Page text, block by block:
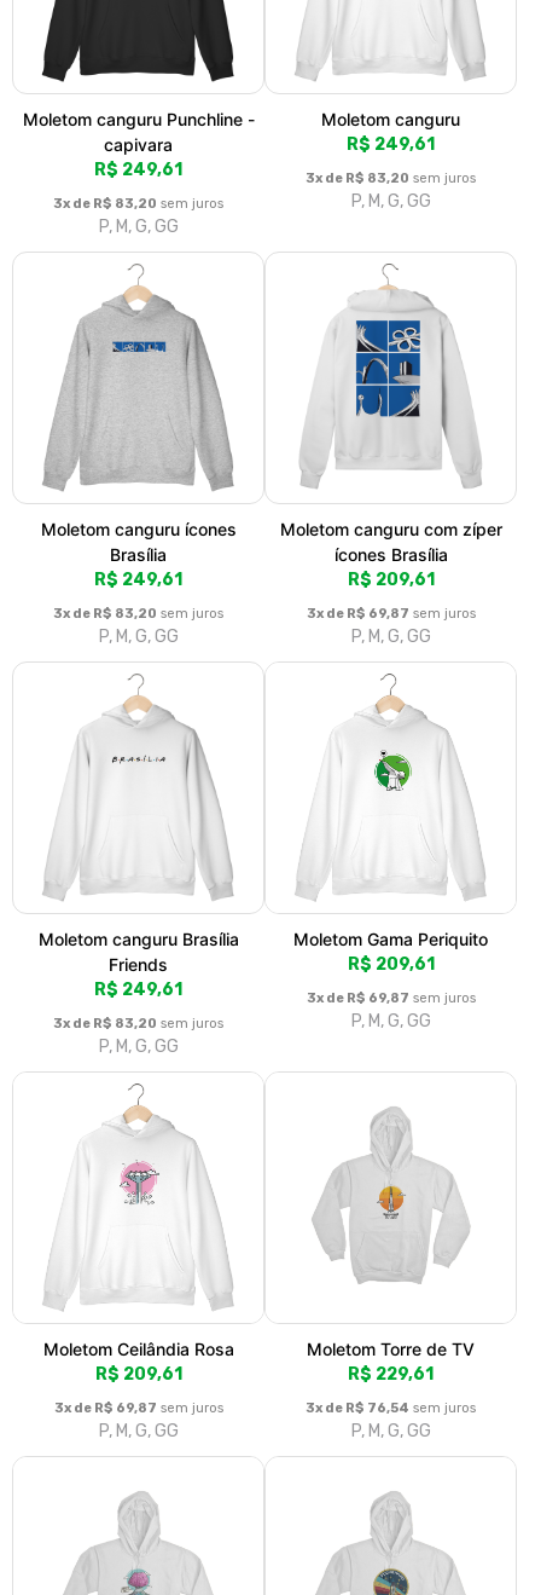
Moletom canguru Punchline -
capivara
R$ 249,61
3x de R$ 83,20 sem juros
P, M, G, GG
Moletom canguru
R$ 249,61
3x de R$ 83,20 sem juros
P, M, G, GG
Moletom canguru ícones
Brasília
R$ 249,61
3x de R$ 83,20 sem juros
P, M, G, GG
Moletom canguru com zíper
ícones Brasília
R$ 209,61
3x de R$ 69,87 sem juros
P, M, G, GG
Moletom canguru Brasília
Friends
R$ 249,61
3x de R$ 83,20 sem juros
P, M, G, GG
Moletom Gama Periquito
R$ 209,61
3x de R$ 69,87 sem juros
P, M, G, GG
Moletom Ceilândia Rosa
R$ 209,61
3x de R$ 69,87 sem juros
P, M, G, GG
Moletom Torre de TV
R$ 229,61
3x de R$ 76,54 sem juros
P, M, G, GG